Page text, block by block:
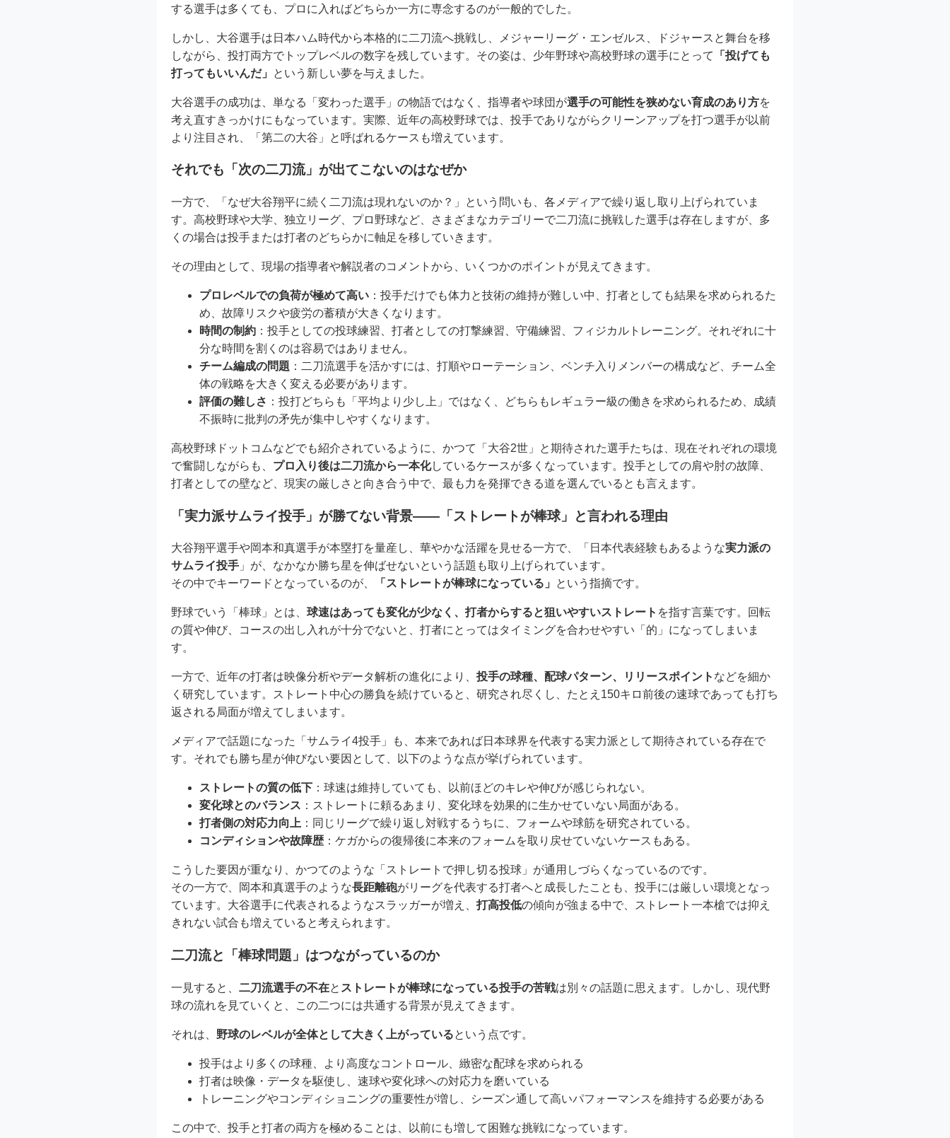
する選手は多くても、プロに入ればどちらか一方に専念するのが一般的でした。
しかし、大谷選手は日本ハム時代から本格的に二刀流へ挑戦し、メジャーリーグ・エンゼルス、ドジャースと舞台を移
しながら、投打両方でトップレベルの数字を残しています。その姿は、少年野球や高校野球の選手にとって
「投げても
打ってもいいんだ」
という新しい夢を与えました。
大谷選手の成功は、単なる「変わった選手」の物語ではなく、指導者や球団が選手の可能性を狭めない育成のあり方を
考え直すきっかけにもなっています。実際、近年の高校野球では、投手でありながらクリーンアップを打つ選手が以前
より注目され、「第二の大谷」と呼ばれるケースも増えています。
それでも「次の二刀流」が出てこないのはなぜか
一方で、「なぜ大谷翔平に続く二刀流は現れないのか？」という問いも、各メディアで繰り返し取り上げられていま
す。高校野球や大学、独立リーグ、プロ野球など、さまざまなカテゴリーで二刀流に挑戦した選手は存在しますが、多
くの場合は投手または打者のどちらかに軸足を移していきます。
その理由として、現場の指導者や解説者のコメントから、いくつかのポイントが見えてきます。
プロレベルでの負荷が極めて高い ：投手だけでも体力と技術の維持が難しい中、打者としても結果を求められるた
め、故障リスクや疲労の蓄積が大きくなります。
時間の制約 ：投手としての投球練習、打者としての打撃練習、守備練習、フィジカルトレーニング。それぞれに十
分な時間を割くのは容易ではありません。
チーム編成の問題 ：二刀流選手を活かすには、打順やローテーション、ベンチ入りメンバーの構成など、チーム全
体の戦略を大きく変える必要があります。
評価の難しさ ：投打どちらも「平均より少し上」ではなく、どちらもレギュラー級の働きを求められるため、成績
不振時に批判の矛先が集中しやすくなります。
高校野球ドットコムなどでも紹介されているように、かつて「大谷2世」と期待された選手たちは、現在それぞれの環境
で奮闘しながらも、 プロ入り後は二刀流から一本化しているケースが多くなっています。投手としての肩や肘の故障、
打者としての壁など、現実の厳しさと向き合う中で、最も力を発揮できる道を選んでいるとも言えます。
「実力派サムライ投手」が勝てない背景――「ストレートが棒球」と言われる理由
大谷翔平選手や岡本和真選手が本塁打を量産し、華やかな活躍を見せる一方で、「日本代表経験もあるような実力派の
サムライ投手 」が、なかなか勝ち星を伸ばせないという話題も取り上げられています。
その中でキーワードとなっているのが、
「ストレートが棒球になっている」 という指摘です。
野球でいう「棒球」とは、 球速はあっても変化が少なく、打者からすると狙いやすいストレート を指す言葉です。回転
の質や伸び、コースの出し入れが十分でないと、打者にとってはタイミングを合わせやすい「的」になってしまいま
す。
一方で、近年の打者は映像分析やデータ解析の進化により、 投手の球種、配球パターン、リリースポイント などを細か
く研究しています。ストレート中心の勝負を続けていると、研究され尽くし、たとえ150キロ前後の速球であっても打ち
返される局面が増えてしまいます。
メディアで話題になった「サムライ4投手」も、本来であれば日本球界を代表する実力派として期待されている存在で
す。それでも勝ち星が伸びない要因として、以下のような点が挙げられています。
ストレートの質の低下 ：球速は維持していても、以前ほどのキレや伸びが感じられない。
変化球とのバランス ：ストレートに頼るあまり、変化球を効果的に生かせていない局面がある。
打者側の対応力向上 ：同じリーグで繰り返し対戦するうちに、フォームや球筋を研究されている。
コンディションや故障歴 ：ケガからの復帰後に本来のフォームを取り戻せていないケースもある。
こうした要因が重なり、かつてのような「ストレートで押し切る投球」が通用しづらくなっているのです。
その一方で、岡本和真選手のような長距離砲がリーグを代表する打者へと成長したことも、投手には厳しい環境となっ
ています。大谷選手に代表されるようなスラッガーが増え、 打高投低の傾向が強まる中で、ストレート一本槍では抑え
きれない試合も増えていると考えられます。
二刀流と「棒球問題」はつながっているのか
一見すると、 二刀流選手の不在と ストレートが棒球になっている投手の苦戦は別々の話題に思えます。しかし、現代野
球の流れを見ていくと、この二つには共通する背景が見えてきます。
それは、 野球のレベルが全体として大きく上がっているという点です。
投手はより多くの球種、より高度なコントロール、緻密な配球を求められる
打者は映像・データを駆使し、速球や変化球への対応力を磨いている
トレーニングやコンディショニングの重要性が増し、シーズン通して高いパフォーマンスを維持する必要がある
この中で、投手と打者の両方を極めることは、以前にも増して困難な挑戦になっています。